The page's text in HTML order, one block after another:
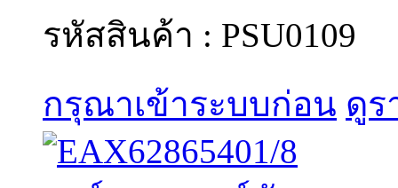
รหัสสินค้า : PSU0109
กรุณาเข้าระบบก่อน ดูร